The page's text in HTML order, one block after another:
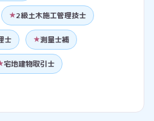
2級土木施工管理技士
士 測量士補
宅地建物取引士